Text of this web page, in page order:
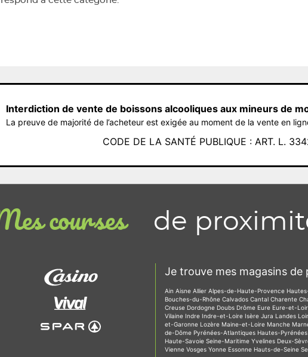
Interdiction de vente de boissons alcooliques aux mineurs de
La preuve de majorité de l’acheteur est exigée au moment de la vente en
CODE DE LA SANTÉ PUBLIQUE : ART. L.
courses de
Je trouve mes magasins de
Ain Aisne Allier Alpes-de-Haute-Provence
Bouches-du-Rhône Calvados Cantal Charente
Creuse Dordogne Doubs Drôme Eure Eure-et-Loir
Vilaine Indre Indre-et-Loire Isère Jura Landes
et-Garonne Lozère Maine-et-Loire Manche
de-Dôme Pyrénées-Atlantiques Hautes-Pyrénées
Haute-Savoie Seine-Maritime Yvelines Deux-
Vienne Vosges Yonne Essonne Hauts-de-Seine